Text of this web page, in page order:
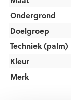
Ondergrond
Doelgroep
Techniek (palm)
Kleur
Merk